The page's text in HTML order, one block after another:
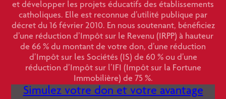
et développer les projets éducatifs des établissements
catholiques. Elle est reconnue d’utilité publique par
décret du 16 février 2010. En nous soutenant, bénéficiez
d’une réduction d’Impôt sur le Revenu (IRPP) à hauteur
de 66 % du montant de votre don, d’une réduction
d’Impôt sur les Sociétés (IS) de 60 % ou d’une
réduction d’Impôt sur l’IFI (Impôt sur la Fortune
Immobilière) de 75 %.
Simulez votre don et votre avantage